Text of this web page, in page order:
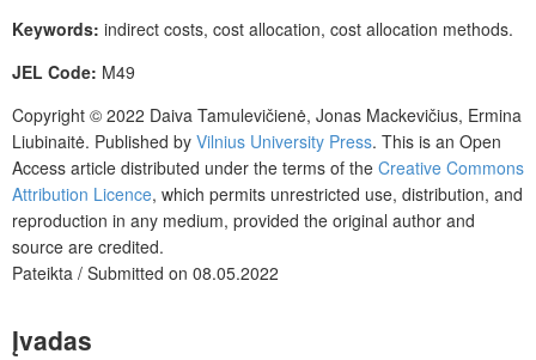
Keywords: indirect costs, cost allocation, cost allocation methods.
JEL Code: M49
Copyright © 2022 Daiva Tamulevičienė, Jonas Mackevičius, Ermina
Liubinaitė. Published by Vilnius University Press. This is an Open
Access article distributed under the terms of the Creative Commons
Attribution Licence, which permits unrestricted use, distribution, and
reproduction in any medium, provided the original author and
source are credited.
Pateikta / Submitted on 08.05.2022
Įvadas